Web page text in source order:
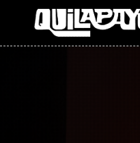
Imagen 01